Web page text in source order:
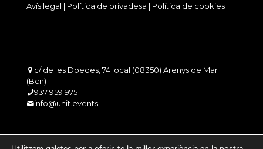
Avís legal | Política de privadesa | Política de cookies
c/ de les Doedes, 74 local (08350) Arenys de Mar
(Bcn)
937 959 975
info@unit.events